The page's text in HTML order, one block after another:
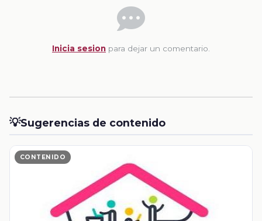
Inicia sesion para dejar un comentario.
💡Sugerencias de contenido
CONTENIDO